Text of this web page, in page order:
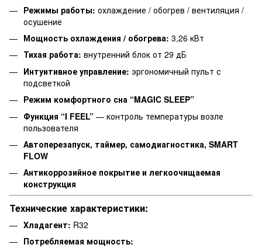
Режимы работы: охлаждение / обогрев / вентиляция /
осушение
Мощность охлаждения / обогрева: 3,26 кВт
Тихая работа: внутренний блок от 29 дБ
Интуитивное управление: эргономичный пульт с
подсветкой
Режим комфортного сна “MAGIC SLEEP”
Функция “I FEEL” — контроль температуры возле
пользователя
Автоперезапуск, таймер, самодиагностика, SMART
FLOW
Антикоррозийное покрытие и легкоочищаемая
конструкция
Технические характеристики:
Хладагент: R32
Потребляемая мощность: